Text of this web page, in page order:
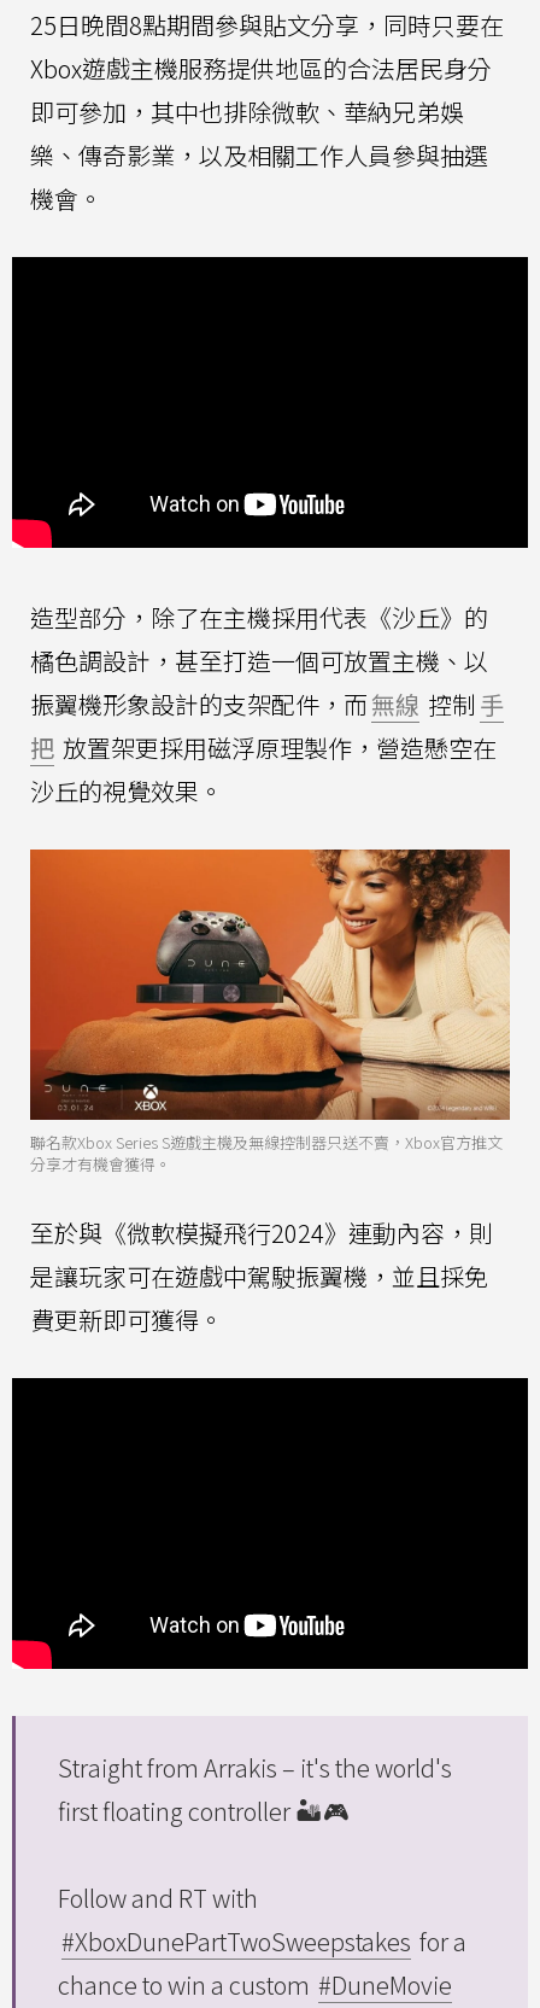
25日晚間8點期間參與貼文分享，同時只要在
Xbox遊戲主機服務提供地區的合法居民身分
即可參加，其中也排除微軟、華納兄弟娛
樂、傳奇影業，以及相關工作人員參與抽選
機會。
造型部分，除了在主機採用代表《沙丘》的
橘色調設計，甚至打造一個可放置主機、以
振翼機形象設計的支架配件，而無線 控制 手
把 放置架更採用磁浮原理製作，營造懸空在
沙丘的視覺效果。
聯名款Xbox Series S遊戲主機及無線控制器只送不賣，Xbox官方推文
分享才有機會獲得。
至於與《微軟模擬飛行2024》連動內容，則
是讓玩家可在遊戲中駕駛振翼機，並且採免
費更新即可獲得。
Straight from Arrakis – it's the world's
first floating controller 🏜🎮
Follow and RT with
#XboxDunePartTwoSweepstakes for a
chance to win a custom #DuneMovie